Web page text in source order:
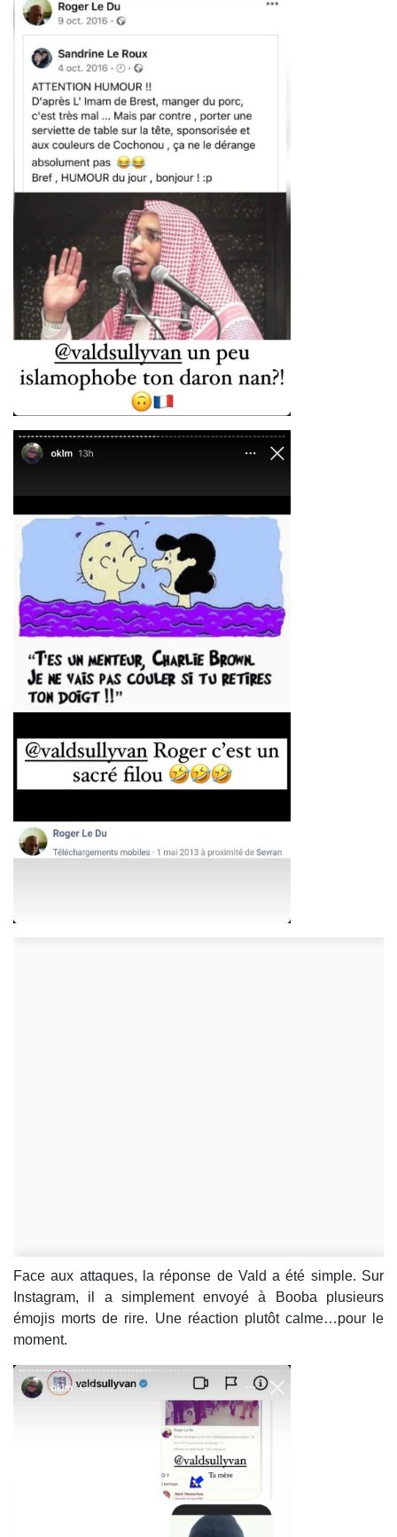
Face aux attaques, la réponse de Vald a été simple. Sur
Instagram, il a simplement envoyé à Booba plusieurs
émojis morts de rire. Une réaction plutôt calme…pour le
moment.